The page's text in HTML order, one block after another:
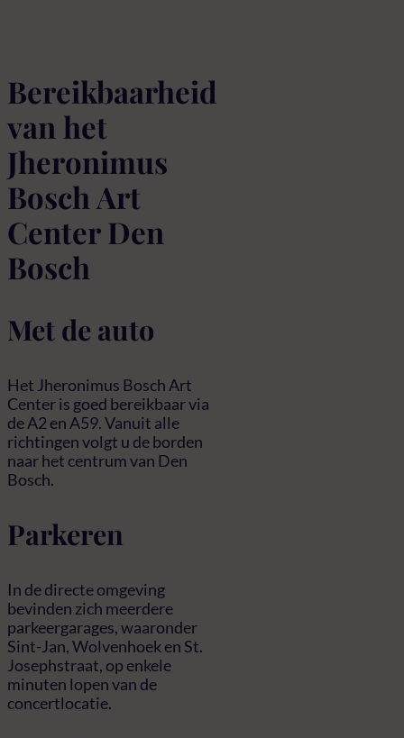
Bereikbaarheid
van het
Jheronimus
Bosch Art
Center Den
Bosch
Met de auto
Het Jheronimus Bosch Art
Center is goed bereikbaar via
de A2 en A59. Vanuit alle
richtingen volgt u de borden
naar het centrum van Den
Bosch.
Parkeren
In de directe omgeving
bevinden zich meerdere
parkeergarages, waaronder
Sint-Jan, Wolvenhoek en St.
Josephstraat, op enkele
minuten lopen van de
concertlocatie.